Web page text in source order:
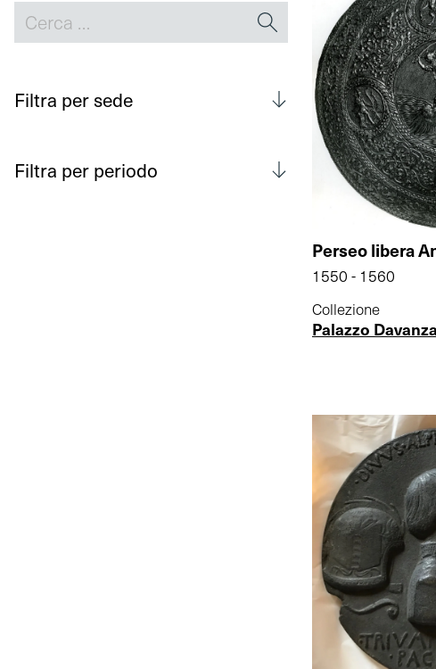
Search for collections:
Filtra per sede
Filtra per periodo
Perseo libera
1550 - 1560
Collezione
Palazzo